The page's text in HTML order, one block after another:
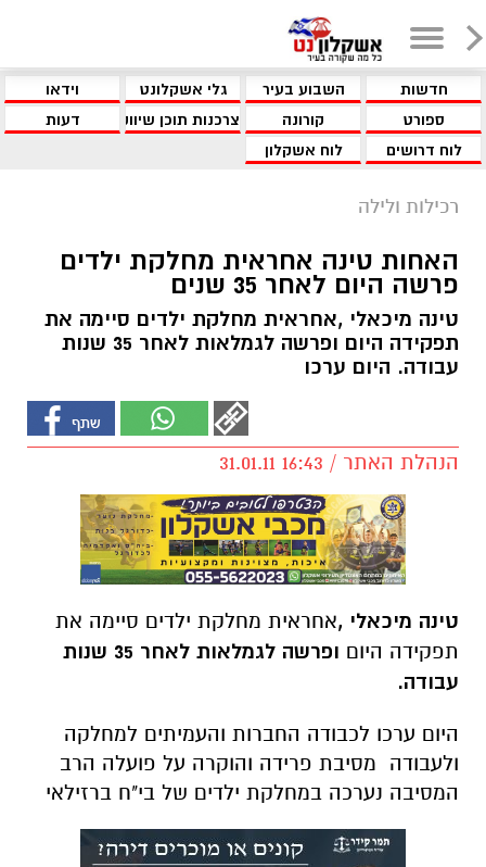
חדשות השבוע בעיר גלי אשקלונט
וידאו
ספורט
קורונה צרכנות תוכן שיווקי
דעות
לוח דרושים
לוח אשקלון
רכילות ולילה
האחות טינה אחראית מחלקת ילדים
פרשה היום לאחר 35 שנים
טינה מיכאלי ,אחראית מחלקת ילדים סיימה את
תפקידה היום ופרשה לגמלאות לאחר 35 שנות
עבודה. היום ערכו
הנהלת האתר / 16:43 31.01.11
טינה מיכאלי ,אחראית מחלקת ילדים סיימה את
תפקידה היום
ופרשה לגמלאות לאחר 35 שנות
עבודה.
היום ערכו לכבודה החברות והעמיתים למחלקה
ולעבודה מסיבת פרידה והוקרה על פועלה הרב
המסיבה נערכה במחלקת ילדים של בי"ח ברזילאי